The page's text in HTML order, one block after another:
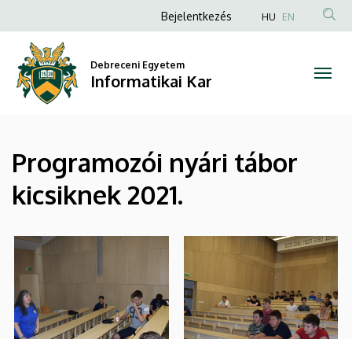
Informatikai
Kar
a
tartalomra
Anonim
fiók
menüje
Bejelentkezés HU EN
Debreceni Egyetem
Informatikai Kar
Programozói nyári tábor
kicsiknek 2021.